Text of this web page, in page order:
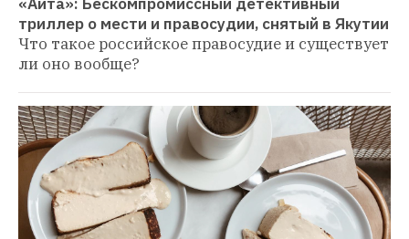
триллер о мести и правосудии, снятый в Якутии
Что такое российское правосудие и существует
ли оно вообще?